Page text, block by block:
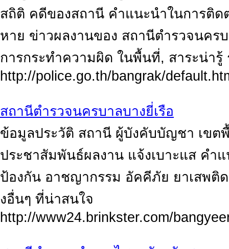
สถิติ คดีของสถานี คำแนะนำในการติ
หาย ข่าวผลงานของ สถานีตำรวจนคร
การกระทำความผิด ในพื้นที่, สาระน่า
http://police.go.th/bangrak/
สถานีตำรวจนครบาลบางยี่เรือ
ข้อมูลประวัติ สถานี ผู้บังคับบัญชา เขต
ประชาสัมพันธ์ผลงาน แจ้งเบาะแส คำ
ป้องกัน อาชญากรรม อัคคีภัย ยาเสพติ
งอื่นๆ ที่น่าสนใจ
http://www24.brinkster.com/